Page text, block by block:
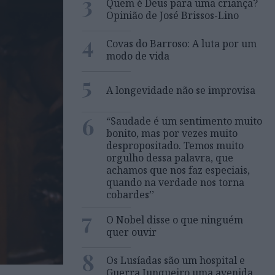
Quem é Deus para uma criança?
Opinião de José Brissos-Lino
4
Covas do Barroso: A luta por um
modo de vida
5 A longevidade não se improvisa
6
“Saudade é um sentimento muito
bonito, mas por vezes muito
despropositado. Temos muito
orgulho dessa palavra, que
achamos que nos faz especiais,
quando na verdade nos torna
cobardes’’
7
O Nobel disse o que ninguém
quer ouvir
8
Os Lusíadas são um hospital e
Guerra Junqueiro uma avenida